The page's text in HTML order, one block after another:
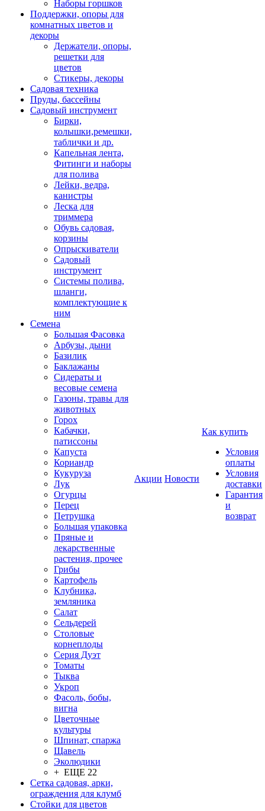
Наборы горшков
Поддержки, опоры для
комнатных цветов и
декоры
Держатели, опоры,
решетки для
цветов
Стикеры, декоры
Садовая техника
Пруды, бассейны
Садовый инструмент
Бирки,
колышки,ремешки,
таблички и др.
Капельная лента,
Фитинги и наборы
для полива
Лейки, ведра,
канистры
Леска для
триммера
Обувь садовая,
корзины
Опрыскиватели
Садовый
инструмент
Системы полива,
шланги,
комплектующие к
ним
Семена
Большая Фасовка
Арбузы, дыни
Базилик
Баклажаны
Сидераты и
весовые семена
Газоны, травы для
животных
Горох
Кабачки,
патиссоны
Капуста
Кориандр
Кукуруза
Лук
Огурцы
Перец
Петрушка
Большая упаковка
Пряные и
лекарственные
растения, прочее
Грибы
Картофель
Клубника,
земляника
Салат
Сельдерей
Столовые
корнеплоды
Серия Дуэт
Томаты
Тыква
Укроп
Фасоль, бобы,
вигна
Цветочные
культуры
Шпинат, спаржа
Щавель
Эколюдики
+ ЕЩЕ 22
Сетка садовая, арки,
ограждения для клумб
Стойки для цветов
Акции Новости
Как купить
Условия
оплаты
Условия
доставки
Гарантия
и
возврат